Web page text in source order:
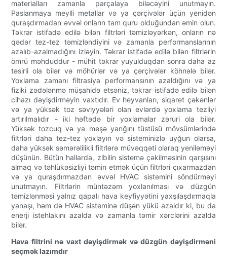
materialları zamanla parçalaya biləcəyini unutmayın.
Paslanmaya meylli metallar və ya çərçivələr üçün yenidən
quraşdırmadan əvvəl onların tam quru olduğundan əmin olun.
Təkrar istifadə edilə bilən filtrləri təmizləyərkən, onların nə
qədər tez-tez təmizləndiyini və zamanla performanslarının
azalıb-azalmadığını izləyin. Təkrar istifadə edilə bilən filtrlərin
ömrü məhduddur - mühit təkrar yuyulduqdan sonra daha az
təsirli ola bilər və möhürlər və ya çərçivələr köhnələ bilər.
Yoxlama zamanı filtrasiya performansının azaldığını və ya
fiziki zədələnmə müşahidə etsəniz, təkrar istifadə edilə bilən
cihazı dəyişdirməyin vaxtıdır. Ev heyvanları, siqaret çəkənlər
və ya yüksək toz səviyyələri olan evlərdə yoxlama tezliyi
artırılmalıdır - iki həftədə bir yoxlamalar zəruri ola bilər.
Yüksək tozcuq və ya meşə yanğını tüstüsü mövsümlərində
filtrləri daha tez-tez yoxlayın və sisteminizlə uyğun olarsa,
daha yüksək səmərəlilikli filtrlərə müvəqqəti olaraq yeniləməyi
düşünün. Bütün hallarda, zibilin sistemə çəkilməsinin qarşısını
almaq və təhlükəsizliyi təmin etmək üçün filtrləri çıxarmazdan
və ya quraşdırmazdan əvvəl HVAC sistemini söndürməyi
unutmayın. Filtrlərin müntəzəm yoxlanılması və düzgün
təmizlənməsi yalnız qapalı hava keyfiyyətini yaxşılaşdırmaqla
yanaşı, həm də HVAC sisteminə düşən yükü azaldır ki, bu da
enerji istehlakını azalda və zamanla təmir xərclərini azalda
bilər.
Hava filtrini nə vaxt dəyişdirmək və düzgün dəyişdirməni
seçmək lazımdır